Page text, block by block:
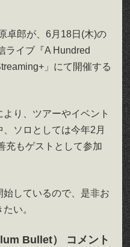
卓郎が、6月18日(木)の
ライブ『A Hundred
」にて開催する
り、ツアーやイベント
ソロとしては今年2月
充もゲストとして参加
しているので、是非お
い。
Bullet） コメント